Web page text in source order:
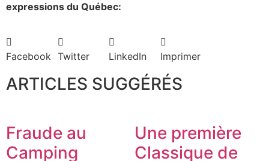
expressions du Québec:
Facebook Twitter LinkedIn Imprimer
ARTICLES SUGGÉRÉS
Fraude au
Camping
Une première
Classique de